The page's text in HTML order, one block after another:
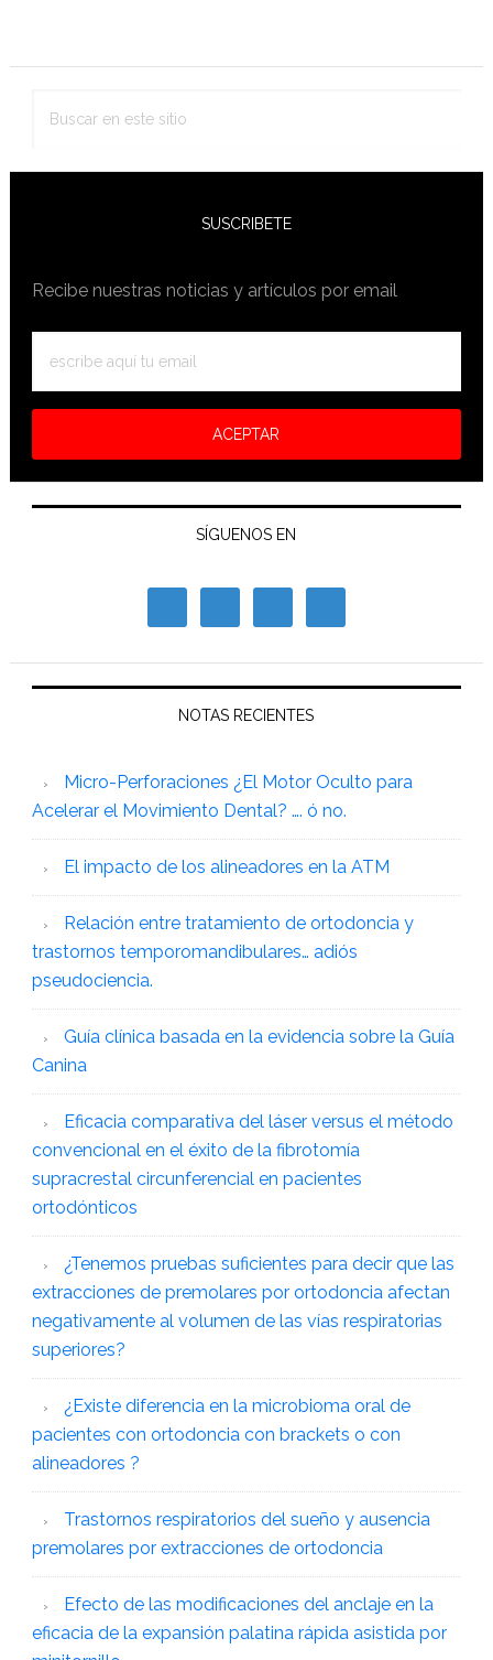
SUSCRIBETE
Recibe nuestras noticias y artículos por email
SÍGUENOS EN
NOTAS RECIENTES
Micro-Perforaciones ¿El Motor Oculto para
Acelerar el Movimiento Dental? …. ó no.
El impacto de los alineadores en la ATM
Relación entre tratamiento de ortodoncia y
trastornos temporomandibulares… adiós
pseudociencia.
Guía clínica basada en la evidencia sobre la Guía
Canina
Eficacia comparativa del láser versus el método
convencional en el éxito de la fibrotomía
supracrestal circunferencial en pacientes
ortodónticos
¿Tenemos pruebas suficientes para decir que las
extracciones de premolares por ortodoncia afectan
negativamente al volumen de las vías respiratorias
superiores?
¿Existe diferencia en la microbioma oral de
pacientes con ortodoncia con brackets o con
alineadores ?
Trastornos respiratorios del sueño y ausencia
premolares por extracciones de ortodoncia
Efecto de las modificaciones del anclaje en la
eficacia de la expansión palatina rápida asistida por